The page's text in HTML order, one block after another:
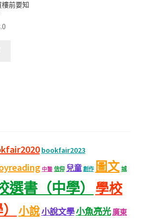
前要知
bookfair2023
中醫 信仰 兒童 創作 圖文 城
選書（中學）
學校
小說小說文學小魚亮光 廣東